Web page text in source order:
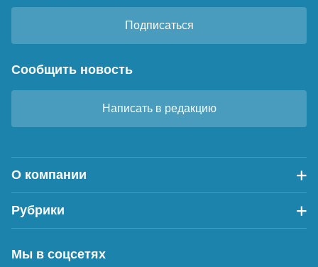
Подписаться
Сообщить новость
Написать в редакцию
О компании
Рубрики
Мы в соцсетях